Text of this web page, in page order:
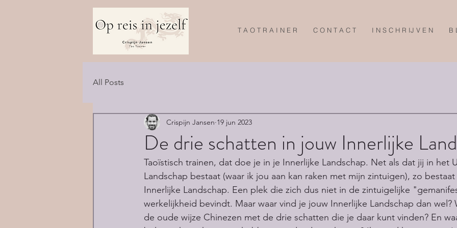
T A O T R A I N E R C O N T A C T I N S C H R IJ V E N B
All Posts
De drie schatten in jouw Innerlijke
Crispijn Jansen 19 jun 2023
Taoïstisch trainen, dat doe je in je Innerlijke Landschap. Net als dat jij in het
Landschap bestaat (waar ik jou aan kan raken met mijn zintuigen), zo
Innerlijke Landschap. Een plek die zich dus niet in de zintuigelijke
werkelijkheid bevindt. Maar waar vind je jouw Innerlijke Landschap dan
de oude wijze Chinezen met de drie schatten die je daar kunt vinden? En